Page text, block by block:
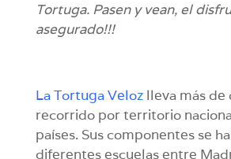
Tortuga. Pasen y vean, el
asegurado!!!
La Tortuga Velozlleva más de
recorrido por territorio
países. Sus componentes se
diferentes escuelas entre